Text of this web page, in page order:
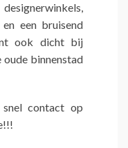
een bruisend
ook dicht bij
binnenstad
contact op